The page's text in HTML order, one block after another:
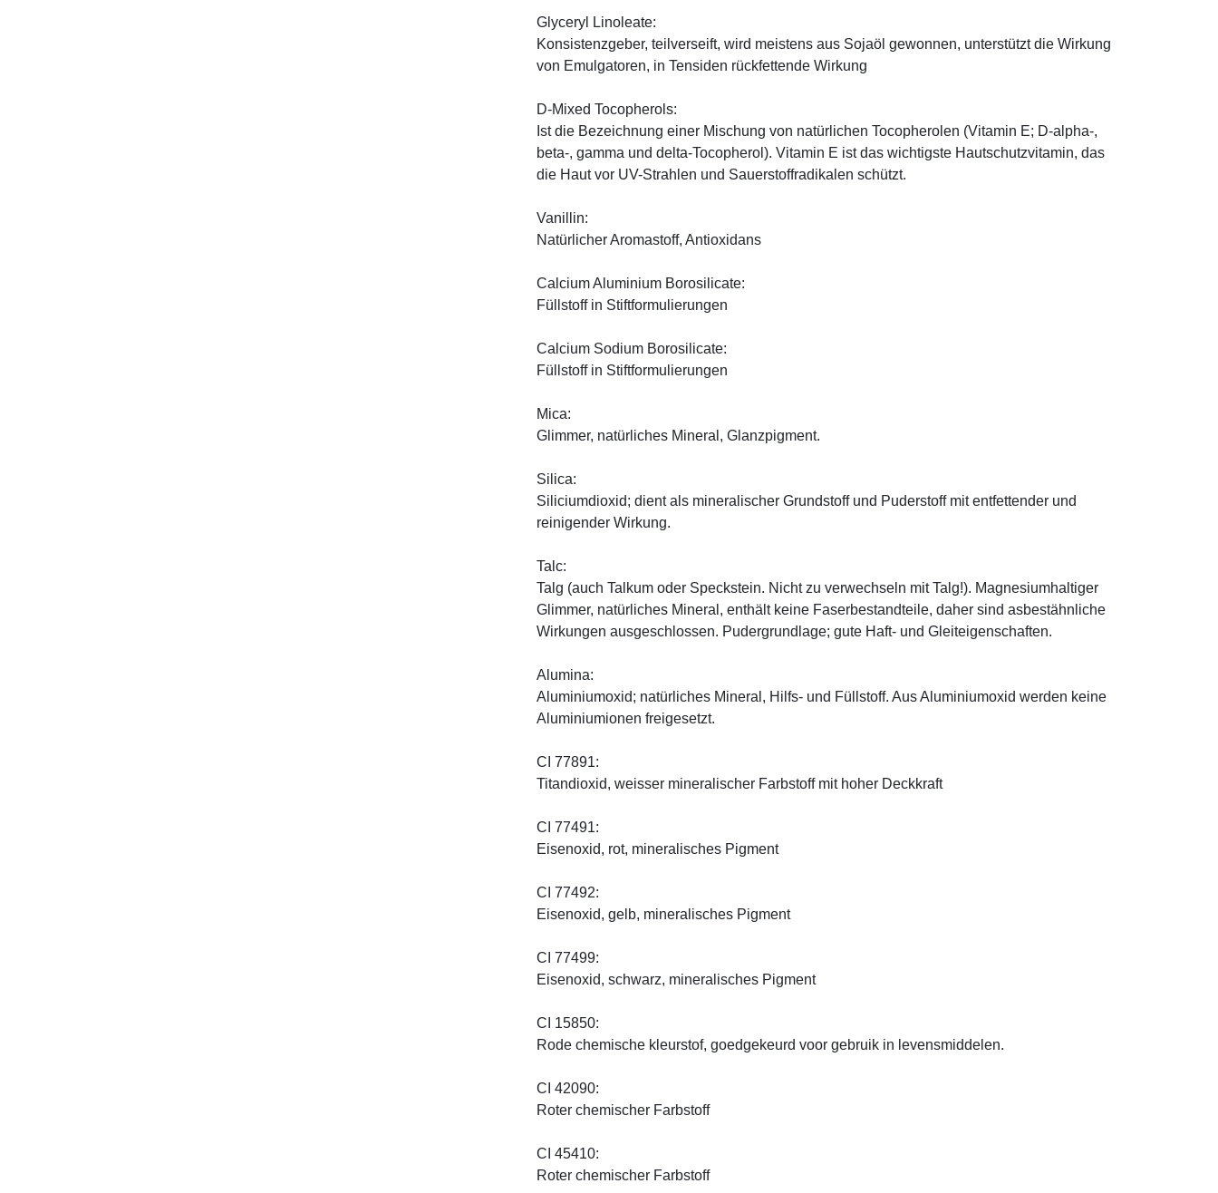
Glyceryl Linoleate:
Konsistenzgeber, teilverseift, wird meistens aus Sojaöl gewonnen, unterstützt die Wirkung
von Emulgatoren, in Tensiden rückfettende Wirkung
D-Mixed Tocopherols:
Ist die Bezeichnung einer Mischung von natürlichen Tocopherolen (Vitamin E; D-alpha-,
beta-, gamma und delta-Tocopherol). Vitamin E ist das wichtigste Hautschutzvitamin, das
die Haut vor UV-Strahlen und Sauerstoffradikalen schützt.
Vanillin:
Natürlicher Aromastoff, Antioxidans
Calcium Aluminium Borosilicate:
Füllstoff in Stiftformulierungen
Calcium Sodium Borosilicate:
Füllstoff in Stiftformulierungen
Mica:
Glimmer, natürliches Mineral, Glanzpigment.
Silica:
Siliciumdioxid; dient als mineralischer Grundstoff und Puderstoff mit entfettender und
reinigender Wirkung.
Talc:
Talg (auch Talkum oder Speckstein. Nicht zu verwechseln mit Talg!). Magnesiumhaltiger
Glimmer, natürliches Mineral, enthält keine Faserbestandteile, daher sind asbestähnliche
Wirkungen ausgeschlossen. Pudergrundlage; gute Haft- und Gleiteigenschaften.
Alumina:
Aluminiumoxid; natürliches Mineral, Hilfs- und Füllstoff. Aus Aluminiumoxid werden keine
Aluminiumionen freigesetzt.
CI 77891:
Titandioxid, weisser mineralischer Farbstoff mit hoher Deckkraft
CI 77491:
Eisenoxid, rot, mineralisches Pigment
CI 77492:
Eisenoxid, gelb, mineralisches Pigment
CI 77499:
Eisenoxid, schwarz, mineralisches Pigment
CI 15850:
Rode chemische kleurstof, goedgekeurd voor gebruik in levensmiddelen.
CI 42090:
Roter chemischer Farbstoff
CI 45410:
Roter chemischer Farbstoff